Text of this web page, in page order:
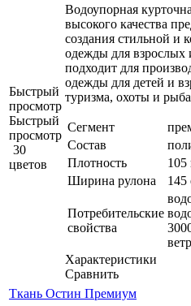
Быстрый
просмотр
Быстрый
просмотр
30
цветов
Водоупорная
высокого качества
создания стильной и
одежды для взрослых
подходит для
одежды для детей и
туризма, охоты и
Сегмент
Состав
Плотность
105
Ширина рулона
145
Потребительские
свойства
Характеристики
Сравнить
Ткань Остин Премиум